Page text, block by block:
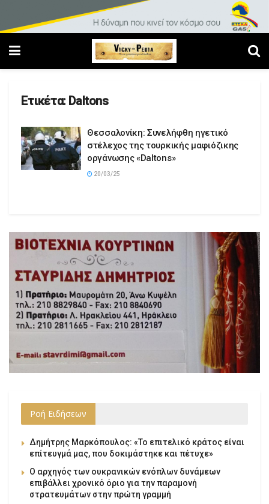
Ετικέτα: Daltons
Θεσσαλονίκη: Συνελήφθη ηγετικό
στέλεχος της τουρκικής μαφιόζικης
οργάνωσης «Daltons»
20/03/25
Ροή Ειδήσεων
Δημήτρης Μαρκόπουλος: «Το επιτελικό κράτος είναι
επίτευγμά μας, που δοκιμάστηκε και πέτυχε»
Ο αρχηγός των ουκρανικών ενόπλων δυνάμεων
επιβάλλει χρονικό όριο για την παραμονή
στρατευμάτων στην πρώτη γραμμή